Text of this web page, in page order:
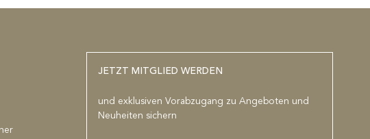
JETZT MITGLIED WERDEN
und exklusiven Vorabzugang zu Angeboten und
Neuheiten sichern